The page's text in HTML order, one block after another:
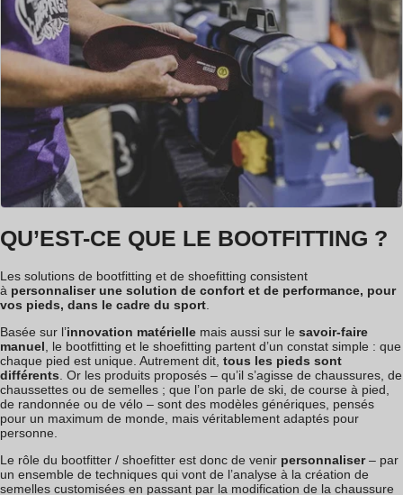
QU’EST-CE QUE LE BOOTFITTING ?
Les solutions de bootfitting et de shoefitting consistent
à personnaliser une solution de confort et de performance, pour
vos pieds, dans le cadre du sport
Basée sur l’innovation matérielle mais aussi sur le savoir-faire
manuel , le bootfitting et le shoefitting partent d’un constat simple : que
chaque pied est unique. Autrement dit, tous les pieds sont
différents . Or les produits proposés – qu’il s’agisse de chaussures, de
chaussettes ou de semelles ; que l’on parle de ski, de course à pied,
de randonnée ou de vélo – sont des modèles génériques, pensés
pour un maximum de monde, mais véritablement adaptés pour
personne.
Le rôle du bootfitter / shoefitter est donc de venir personnaliser – par
un ensemble de techniques qui vont de l’analyse à la création de
semelles customisées en passant par la modification de la chaussure